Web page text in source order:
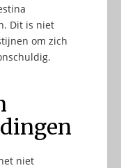
Dit is niet
om zich
niet